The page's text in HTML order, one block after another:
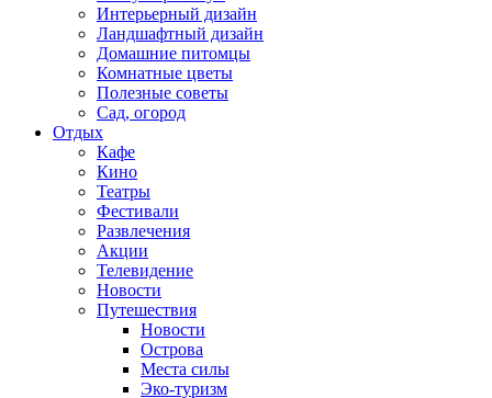
Интерьерный дизайн
Ландшафтный дизайн
Домашние питомцы
Комнатные цветы
Полезные советы
Сад, огород
Отдых
Кафе
Кино
Театры
Фестивали
Развлечения
Акции
Телевидение
Новости
Путешествия
Новости
Острова
Места силы
Эко-туризм